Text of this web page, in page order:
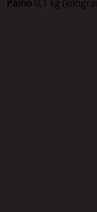
Paino 0,1 kg